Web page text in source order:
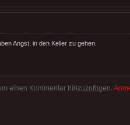
Angst, in den Keller zu gehen.
einen Kommentar hinzuzufügen.